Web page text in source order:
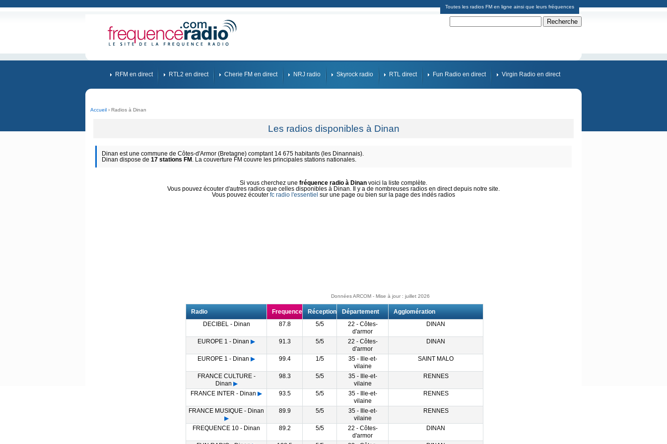
Toutes les radios FM en ligne ainsi que leurs fréquences
RFM en direct RTL2 en direct Cherie FM en direct NRJ radio Skyrock radio RTL direct Fun Radio en direct Virgin Radio en direct
Accueil › Radios à Dinan
Les radios disponibles à Dinan
Dinan est une commune de Côtes-d'Armor (Bretagne) comptant 14 675 habitants (les Dinannais).
Dinan dispose de 17 stations FM . La couverture FM couvre les principales stations nationales.
Si vous cherchez une fréquence radio à Dinan voici la liste complète.
Vous pouvez écouter d'autres radios que celles disponibles à Dinan. Il y a de nombreuses radios en direct depuis notre site.
Vous pouvez écouter fc radio l'essentiel sur une page ou bien sur la page des indés radios
Données ARCOM - Mise à jour : juillet 2026
Radio Frequence Réception Département
Agglomération
DECIBEL - Dinan
87.8 5/5
22 - Côtes-
d'armor
DINAN
EUROPE 1 - Dinan ▶ 91.3 5/5
22 - Côtes-
d'armor
DINAN
EUROPE 1 - Dinan ▶ 99.4 1/5
35 - Ille-et-
vilaine
SAINT MALO
FRANCE CULTURE -
Dinan ▶
98.3 5/5
35 - Ille-et-
vilaine
RENNES
FRANCE INTER - Dinan ▶ 93.5 5/5
35 - Ille-et-
vilaine
RENNES
FRANCE MUSIQUE - Dinan
▶
89.9 5/5
35 - Ille-et-
vilaine
RENNES
FREQUENCE 10 - Dinan 89.2 5/5
22 - Côtes-
d'armor
DINAN